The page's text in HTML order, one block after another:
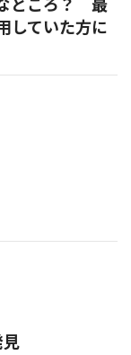
ところ？ 最
していた方に
見